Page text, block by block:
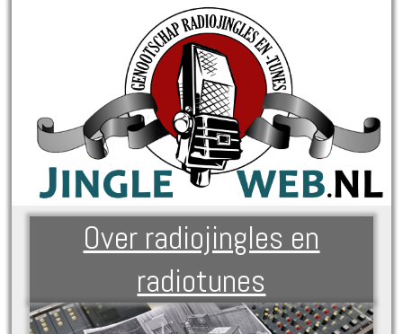
Over radiojingles en
radiotunes